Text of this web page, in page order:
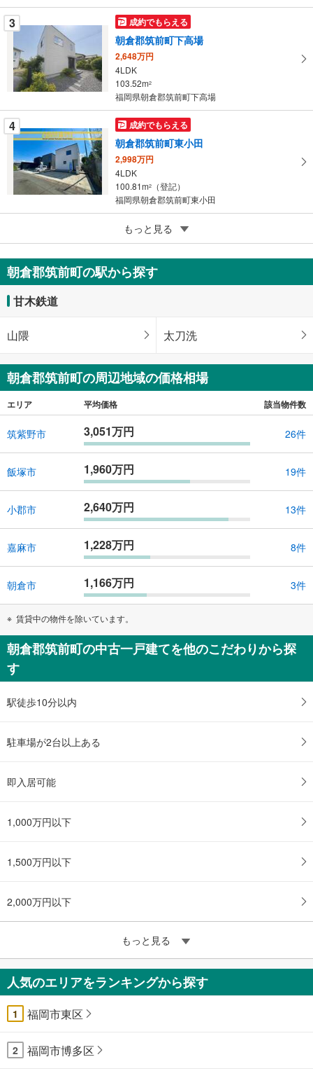
に
保
す
る
3 成約でもらえる
朝倉郡筑前町下高場
2,648万円
4LDK
103.52m2
福岡県朝倉郡筑前町下高場
4 成約でもらえる
朝倉郡筑前町東小田
2,998万円
4LDK
100.81m2
（登記）
福岡県朝倉郡筑前町東小田
成約でもらえる
朝倉郡筑前町東小田
3,400万円
3LDK
120.9m （登記）
もっと見る
朝倉郡筑前町の駅から探す
甘木鉄道
山隈 太刀洗
朝倉郡筑前町の周辺地域の価格相場
エリア 平均価格 該当物件数
筑紫野市 3,051万円 26件
飯塚市 1,960万円 19件
小郡市 2,640万円 13件
嘉麻市 1,228万円 8件
朝倉市 1,166万円 3件
賃貸中の物件を除いています。
朝倉郡筑前町の中古一戸建てを他のこだわりから探
す
駅徒歩10分以内
駐車場が2台以上ある
即入居可能
1,000万円以下
1,500万円以下
2,000万円以下
もっと見る
人気のエリアをランキングから探す
1 福岡市東区
2 福岡市博多区